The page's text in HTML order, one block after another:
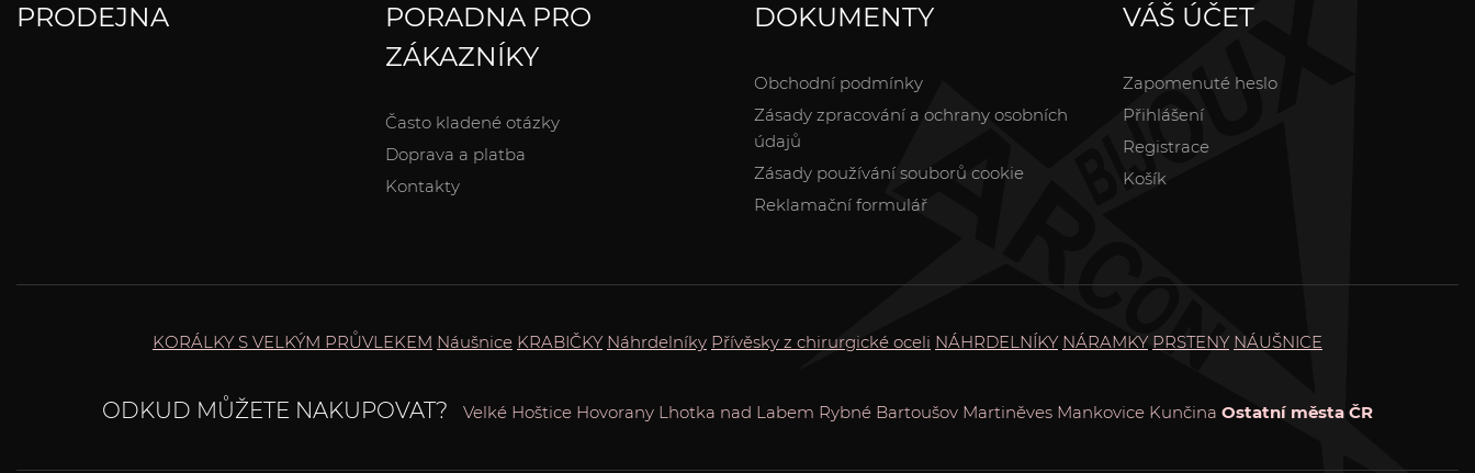
PRODEJNA
PORADNA PRO
ZÁKAZNÍKY
Často kladené otázky
Doprava a platba
Kontakty
DOKUMENTY
Obchodní podmínky
Zásady zpracování a ochrany osobních
údajů
Zásady používání souborů cookie
Reklamační formulář
VÁŠ ÚČET
Zapomenuté heslo
Přihlášení
Registrace
Košík
KORÁLKY S VELKÝM PRŮVLEKEM Náušnice KRABIČKY Náhrdelníky Přívěsky z chirurgické oceli NÁHRDELNÍKY NÁRAMKY PRSTENY NÁUŠNICE
ODKUD MŮŽETE NAKUPOVAT? Velké Hoštice Hovorany Lhotka nad Labem Rybné Bartoušov Martiněves Mankovice Kunčina Ostatní města ČR